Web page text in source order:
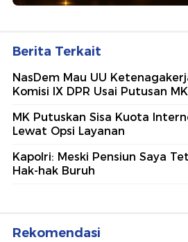
Berita Terkait
NasDem Mau UU
Komisi IX DPR Usai Putusan MK
MK Putuskan Sisa Kuota
Lewat Opsi Layanan
Kapolri: Meski Pensiun Saya
Hak-hak Buruh
Rekomendasi